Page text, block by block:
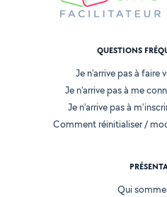
QUESTIONS
Je n'arrive pas à faire
Je n'arrive pas à me
Je n'arrive pas à
Comment réinitialiser /
Qui